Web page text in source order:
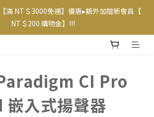
上線~ 請至【帳戶】查看相應優惠及等級
滿 NT＄3000免運】優惠▸額外加贈新會員【
NT＄200 購物金】!!!
已上線~ 請至【帳戶】查看相應優惠及等級
CI Pro
嵌入式揚聲器